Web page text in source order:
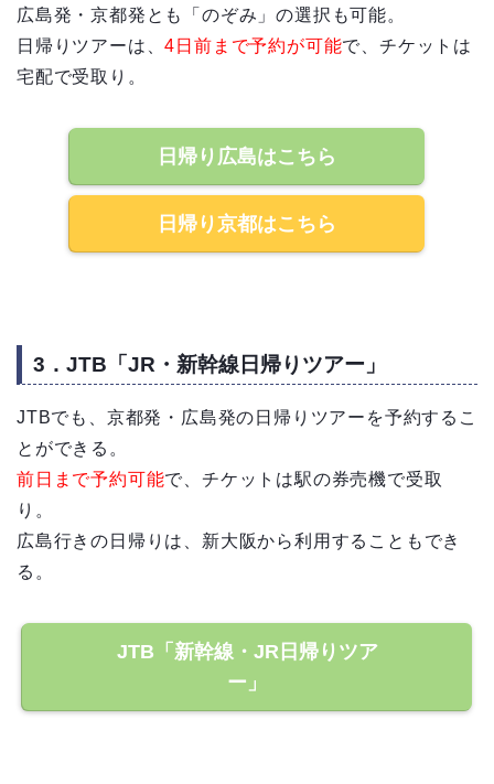
広島発・京都発とも「のぞみ」の選択も可能。
日帰りツアーは、4日前まで予約が可能で、チケットは
宅配で受取り。
日帰り広島はこちら
日帰り京都はこちら
3．JTB「JR・新幹線日帰りツアー」
JTBでも、京都発・広島発の日帰りツアーを予約するこ
とができる。
前日まで予約可能で、チケットは駅の券売機で受取
り。
広島行きの日帰りは、新大阪から利用することもでき
る。
JTB「新幹線・JR日帰りツア
ー」